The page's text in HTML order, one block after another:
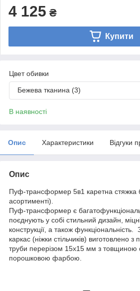
4 125 ₴
Купити
Цвет обивки
Бежева тканина (3)
В наявності
Опис Характеристики Відгуки
Опис
Пуф-трансформер 5в1 каретна стяжка
асортименті).
Пуф-трансформер є
поєднують у собі стильний дизайн,
конструкції, а також
каркас (ніжки стільчиків) виготовлено з
труби перерізом 15х15 мм з товщиною
порошковою фарбою.